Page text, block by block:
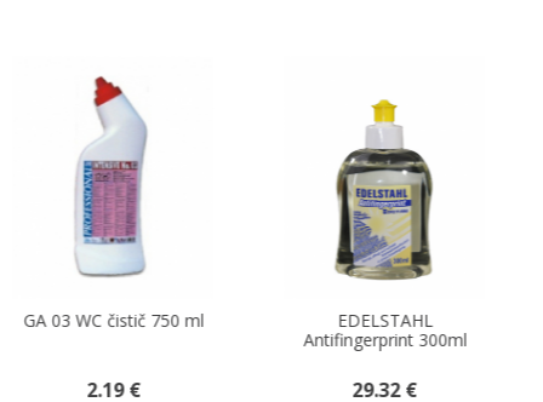
EDELSTAHL
GA 11 leštiaci
na nábytok 500 ml